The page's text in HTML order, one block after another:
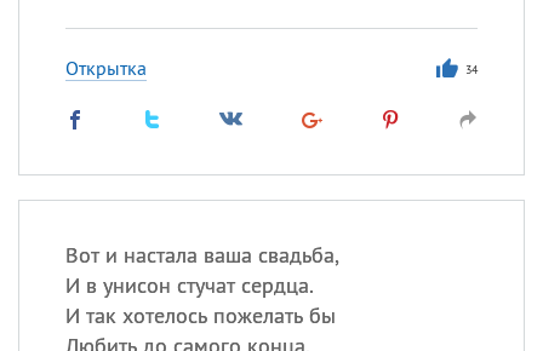
Открытка 34
Вот и настала ваша свадьба,
И в унисон стучат сердца.
И так хотелось пожелать бы
ИМЕНА
Все
Сегодня празднуют именины
Еще
Антонина
Посмотреть значение